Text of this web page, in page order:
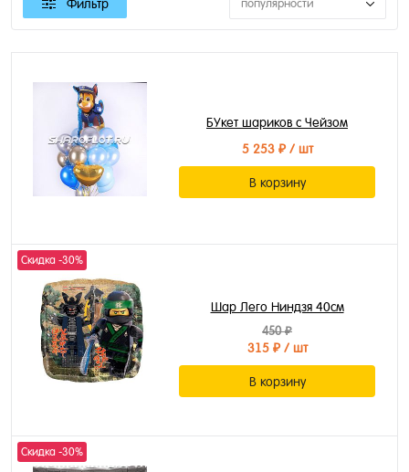
Фильтр популярности
БУкет шариков с Чейзом
5 253 ₽/ шт
В корзину
Скидка -30%
Шар Лего Ниндзя 40см
450 ₽
315 ₽/ шт
В корзину
Скидка -30%